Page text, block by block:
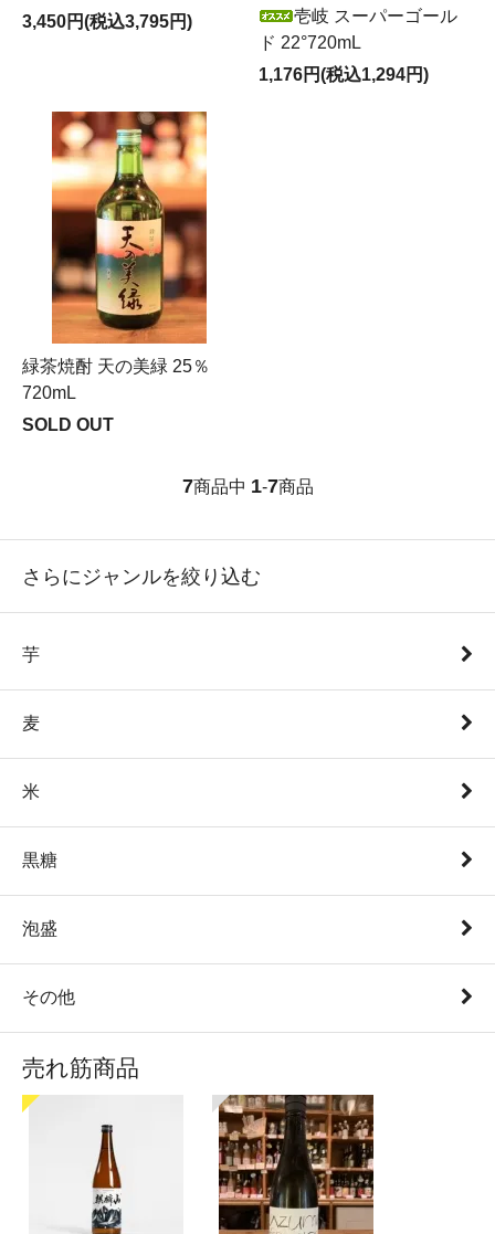
3,450円(税込3,795円)
壱岐 スーパーゴール
ド 22°720mL
1,176円(税込1,294円)
緑茶焼酎 天の美緑 25％
720mL
SOLD OUT
7商品中 1-7商品
さらにジャンルを絞り込む
芋
麦
米
黒糖
泡盛
その他
売れ筋商品